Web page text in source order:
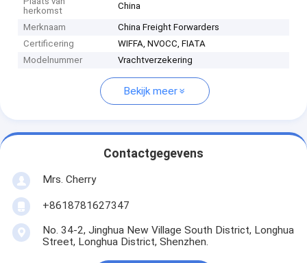
herkomst
China
Merknaam
China Freight Forwarders
Certificering
WIFFA, NVOCC, FIATA
Modelnummer
Vrachtverzekering
Bekijk meer
Contactgegevens
Mrs. Cherry
+8618781627347
No. 34-2, Jinghua New Village South District, Longhua
Street, Longhua District, Shenzhen.